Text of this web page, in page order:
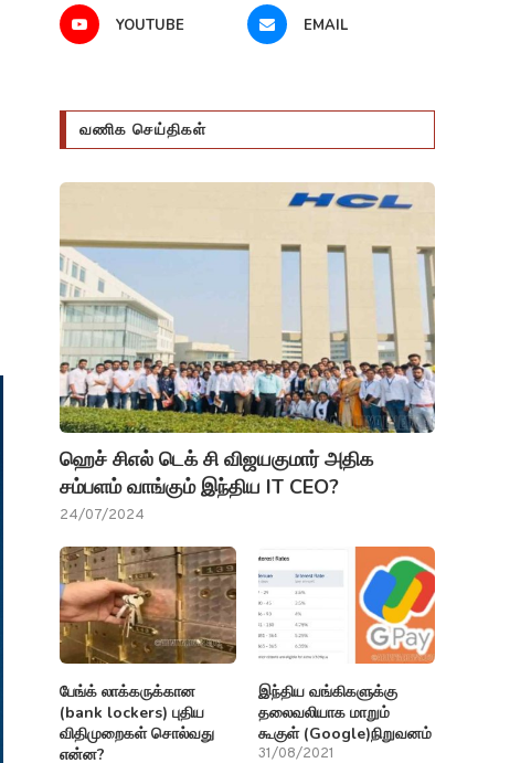
YOUTUBE EMAIL
வணிக செய்திகள்
ஹெச் சிஎல் டெக் சி விஜயகுமார் அதிக
சம்பளம் வாங்கும் இந்திய IT CEO?
24/07/2024
பேங்க் லாக்கருக்கான
(bank lockers) புதிய
விதிமுறைகள் சொல்வது
என்ன?
இந்திய வங்கிகளுக்கு
தலைவலியாக மாறும்
கூகுள் (Google)நிறுவனம்
31/08/2021